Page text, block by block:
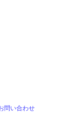
問い合わせ